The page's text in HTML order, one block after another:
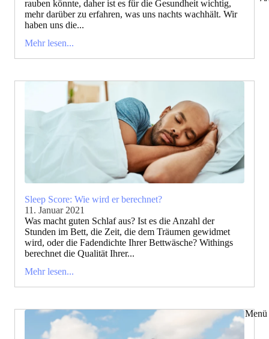
Menü
rauben könnte, daher ist es für die Gesundheit wichtig,
mehr darüber zu erfahren, was uns nachts wachhält. Wir
haben uns die...
Mehr lesen...
Sleep Score: Wie wird er berechnet?
11. Januar 2021
Was macht guten Schlaf aus? Ist es die Anzahl der
Stunden im Bett, die Zeit, die dem Träumen gewidmet
wird, oder die Fadendichte Ihrer Bettwäsche? Withings
berechnet die Qualität Ihrer...
Mehr lesen...